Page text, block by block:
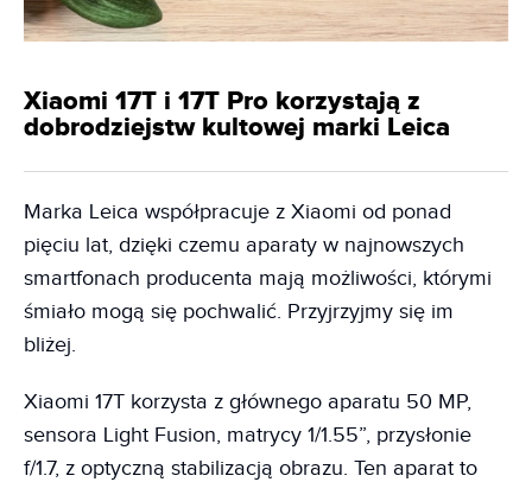
Xiaomi 17T i 17T Pro korzystają z
dobrodziejstw kultowej marki Leica
Marka Leica współpracuje z Xiaomi od ponad
pięciu lat, dzięki czemu aparaty w najnowszych
smartfonach producenta mają możliwości, którymi
śmiało mogą się pochwalić. Przyjrzyjmy się im
bliżej.
Xiaomi 17T korzysta z głównego aparatu 50 MP,
sensora Light Fusion, matrycy 1/1.55”, przysłonie
f/1.7, z optyczną stabilizacją obrazu. Ten aparat to